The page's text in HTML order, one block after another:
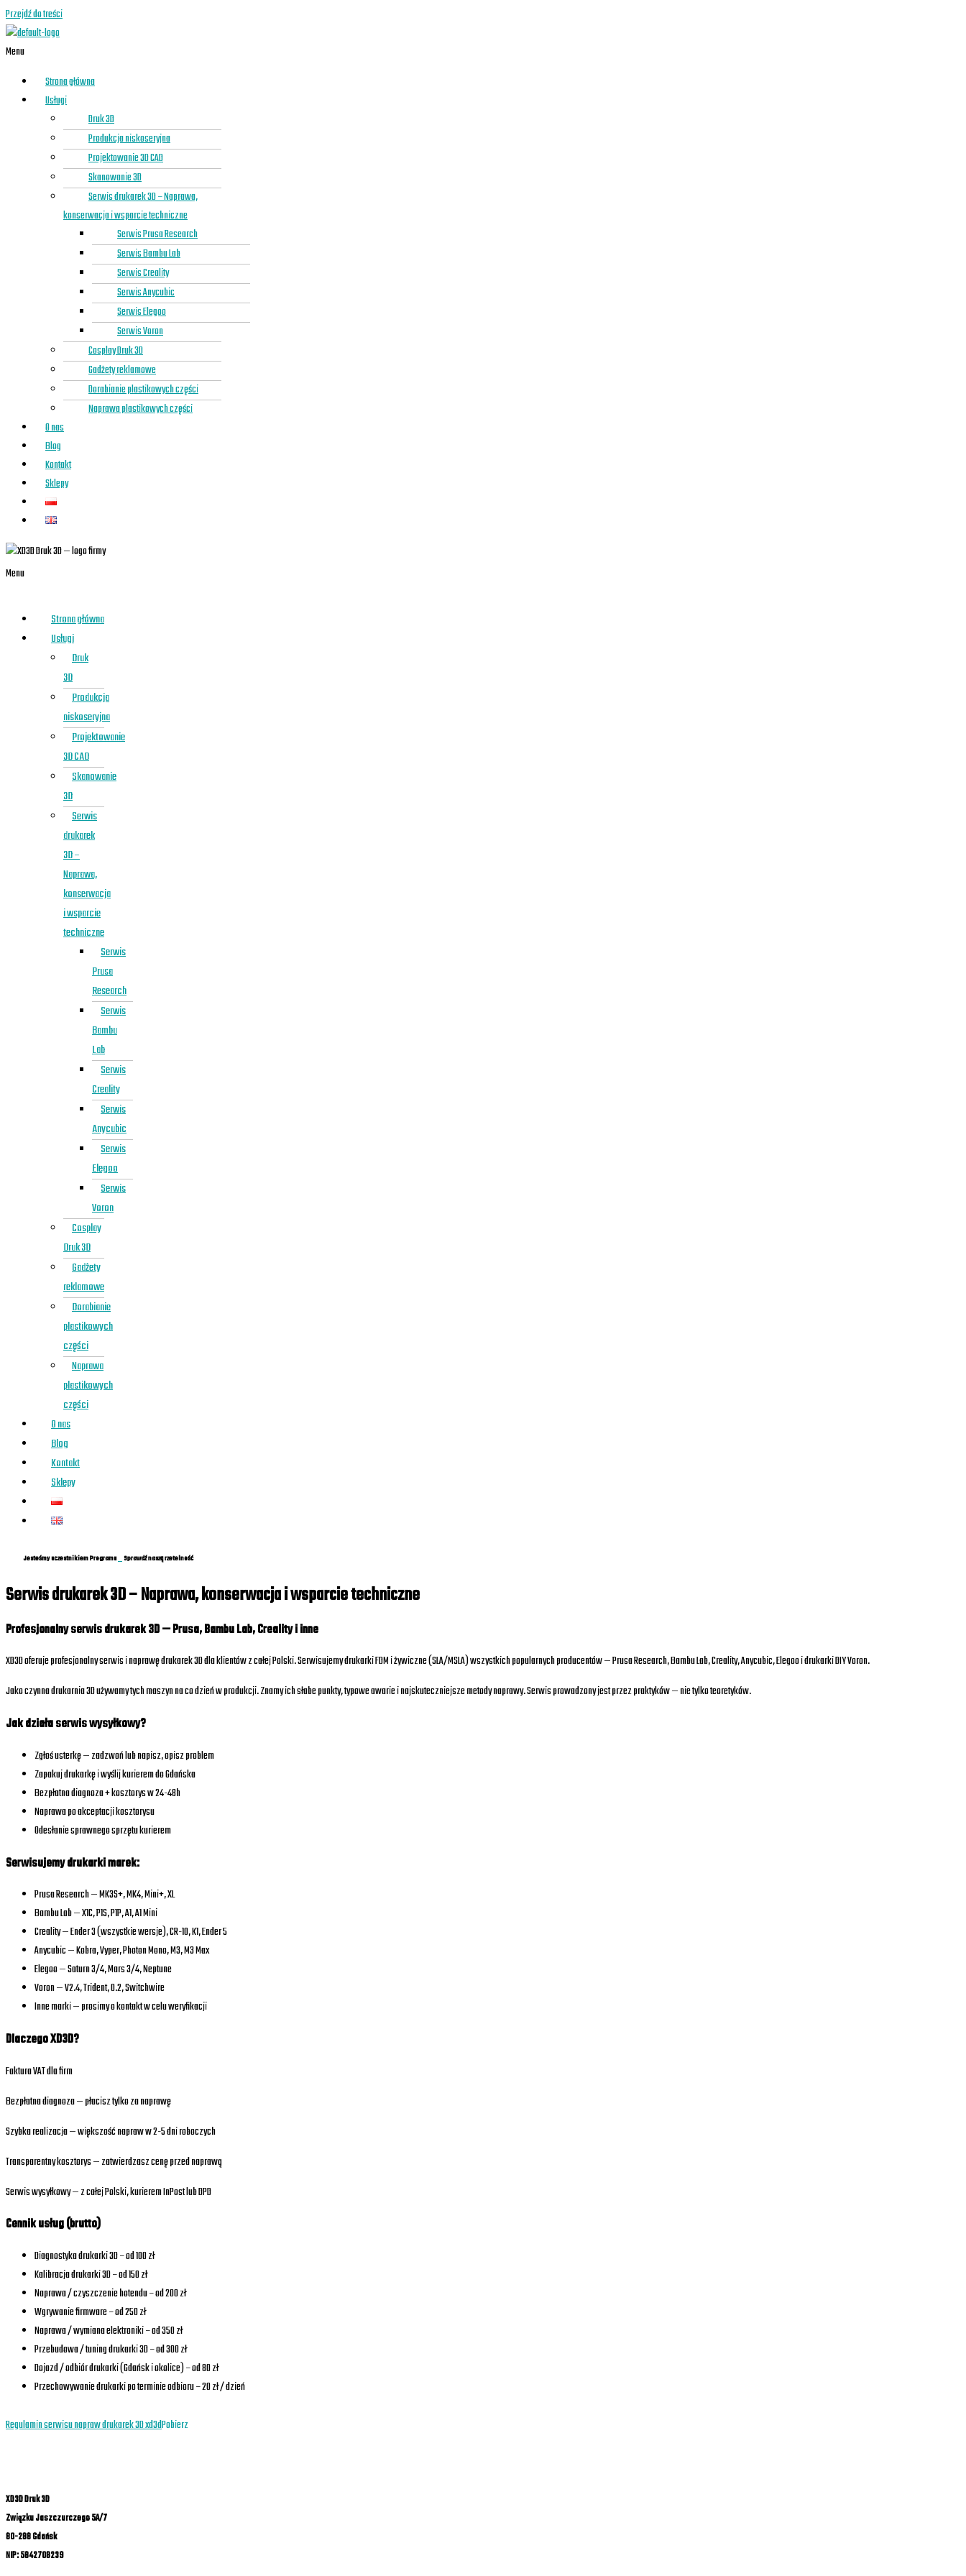
Przejdź do treści
Menu
Strona główna
Usługi
Druk 3D
Produkcja niskoseryjna
Projektowanie 3D CAD
Skanowanie 3D
Serwis drukarek 3D – Naprawa,
konserwacja i wsparcie techniczne
Serwis Prusa Research
Serwis Bambu Lab
Serwis Creality
Serwis Anycubic
Serwis Elegoo
Serwis Voron
Cosplay Druk 3D
Gadżety reklamowe
Dorabianie plastikowych części
Naprawa plastikowych części
O nas
Blog
Kontakt
Sklepy
Menu
Strona główna
Usługi
Druk
3D
Produkcja
niskoseryjna
Projektowanie
3D CAD
Skanowanie
3D
Serwis
drukarek
3D –
Naprawa,
konserwacja
i wsparcie
techniczne
Serwis
Prusa
Research
Serwis
Bambu
Lab
Serwis
Creality
Serwis
Anycubic
Serwis
Elegoo
Serwis
Voron
Cosplay
Druk 3D
Gadżety
reklamowe
Dorabianie
plastikowych
części
Naprawa
plastikowych
części
O nas
Blog
Kontakt
Sklepy
Jesteśmy uczestnikiem Programu Sprawdź naszą rzetelność
Serwis drukarek 3D – Naprawa, konserwacja i wsparcie techniczne
Profesjonalny serwis drukarek 3D — Prusa, Bambu Lab, Creality i inne
XD3D oferuje profesjonalny serwis i naprawę drukarek 3D dla klientów z całej Polski. Serwisujemy drukarki FDM i żywiczne (SLA/MSLA) wszystkich popularnych producentów — Prusa Research, Bambu Lab, Creality, Anycubic, Elegoo i drukarki DIY Voron.
Jako czynna drukarnia 3D używamy tych maszyn na co dzień w produkcji. Znamy ich słabe punkty, typowe awarie i najskuteczniejsze metody naprawy. Serwis prowadzony jest przez praktyków — nie tylko teoretyków.
Jak działa serwis wysyłkowy?
Zgłoś usterkę — zadzwoń lub napisz, opisz problem
Zapakuj drukarkę i wyślij kurierem do Gdańska
Bezpłatna diagnoza + kosztorys w 24-48h
Naprawa po akceptacji kosztorysu
Odesłanie sprawnego sprzętu kurierem
Serwisujemy drukarki marek:
Prusa Research — MK3S+, MK4, Mini+, XL
Bambu Lab — X1C, P1S, P1P, A1, A1 Mini
Creality — Ender 3 (wszystkie wersje), CR-10, K1, Ender 5
Anycubic — Kobra, Vyper, Photon Mono, M3, M3 Max
Elegoo — Saturn 3/4, Mars 3/4, Neptune
Voron — V2.4, Trident, 0.2, Switchwire
Inne marki — prosimy o kontakt w celu weryfikacji
Dlaczego XD3D?
Faktura VAT dla firm
Bezpłatna diagnoza — płacisz tylko za naprawę
Szybka realizacja — większość napraw w 2-5 dni roboczych
Transparentny kosztorys — zatwierdzasz cenę przed naprawą
Serwis wysyłkowy — z całej Polski, kurierem InPost lub DPD
Cennik usług (brutto)
Diagnostyka drukarki 3D – od 100 zł
Kalibracja drukarki 3D – od 150 zł
Naprawa / czyszczenie hotendu – od 200 zł
Wgrywanie firmware – od 250 zł
Naprawa / wymiana elektroniki – od 350 zł
Przebudowa / tuning drukarki 3D – od 300 zł
Dojazd / odbiór drukarki (Gdańsk i okolice) – od 80 zł
Przechowywanie drukarki po terminie odbioru – 20 zł / dzień
Regulamin serwisu napraw drukarek 3D xd3dPobierz
XD3D Druk 3D
Związku Jaszczurczego 5A/7
80-288 Gdańsk
NIP: 5842708239